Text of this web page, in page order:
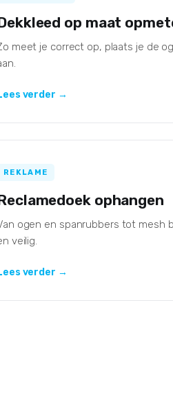
op maat
meet je correct op, plaats je de
verder →
REKLAME
ophangen
ogen en spanrubbers tot mesh
veilig.
verder →